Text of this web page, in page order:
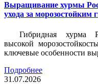
Выращивание хурмы
ухода за морозостойким
Гибридная хурма
высокой
ключевые особенности
Подробнее
31.07.2026